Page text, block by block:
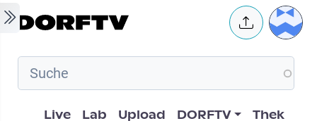
Skip to main content User
Hauptnavigation
Live Lab Upload DORFTV Thek